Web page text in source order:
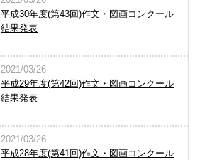
平成30年度(第43回)作文・図画コンクール
結果発表
2021/03/26
平成29年度(第42回)作文・図画コンクール
結果発表
2021/03/26
平成28年度(第41回)作文・図画コンクール